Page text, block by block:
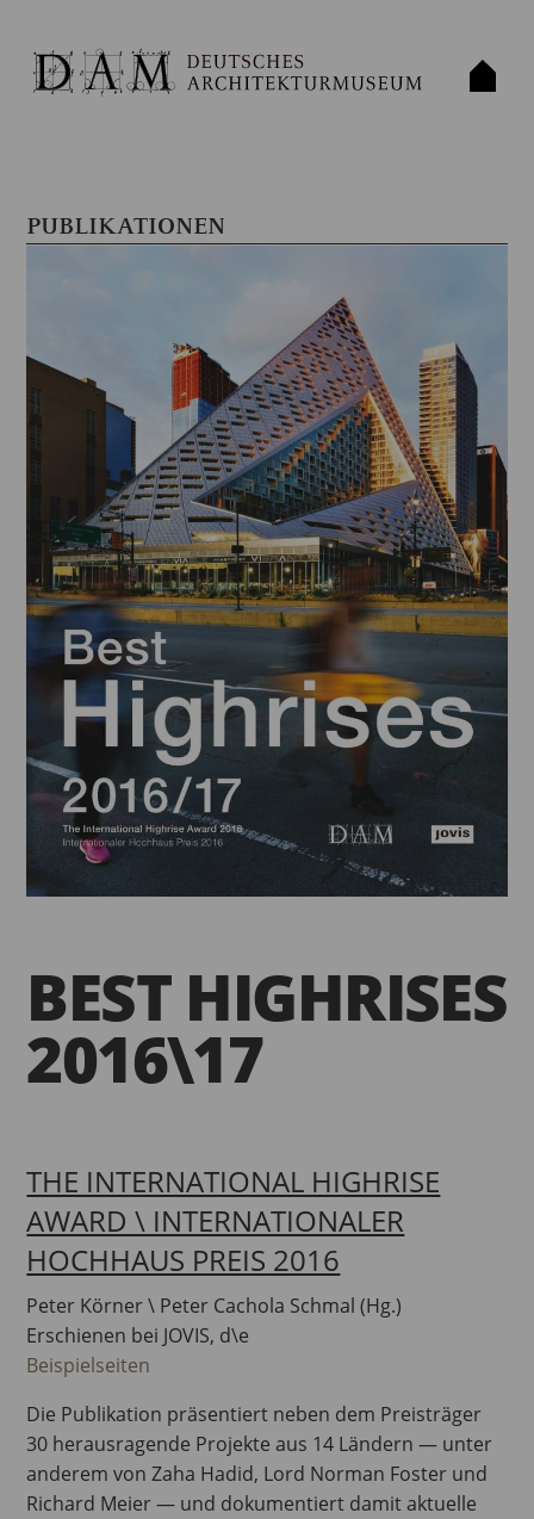
PUBLIKATIONEN
BEST HIGHRISES
2016\17
THE INTERNATIONAL HIGHRISE
AWARD \ INTERNATIONALER
HOCHHAUS PREIS 2016
Peter Körner \ Peter Cachola Schmal (Hg.)
Erschienen bei JOVIS, d\e
Beispielseiten
Die Publikation präsentiert neben dem Preisträger
30 herausragende Projekte aus 14 Ländern — unter
anderem von Zaha Hadid, Lord Norman Foster und
Richard Meier — und dokumentiert damit aktuelle